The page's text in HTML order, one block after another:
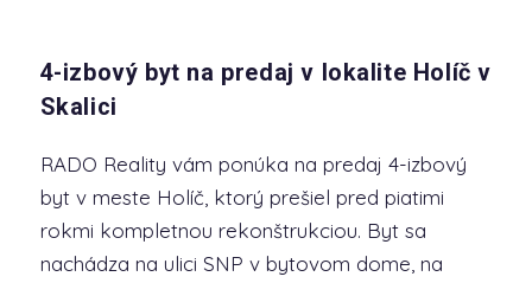
4-izbový byt na predaj v lokalite Holíč v
Skalici
RADO Reality vám ponúka na predaj 4-izbový
byt v meste Holíč, ktorý prešiel pred piatimi
rokmi kompletnou rekonštrukciou. Byt sa
nachádza na ulici SNP v bytovom dome, na